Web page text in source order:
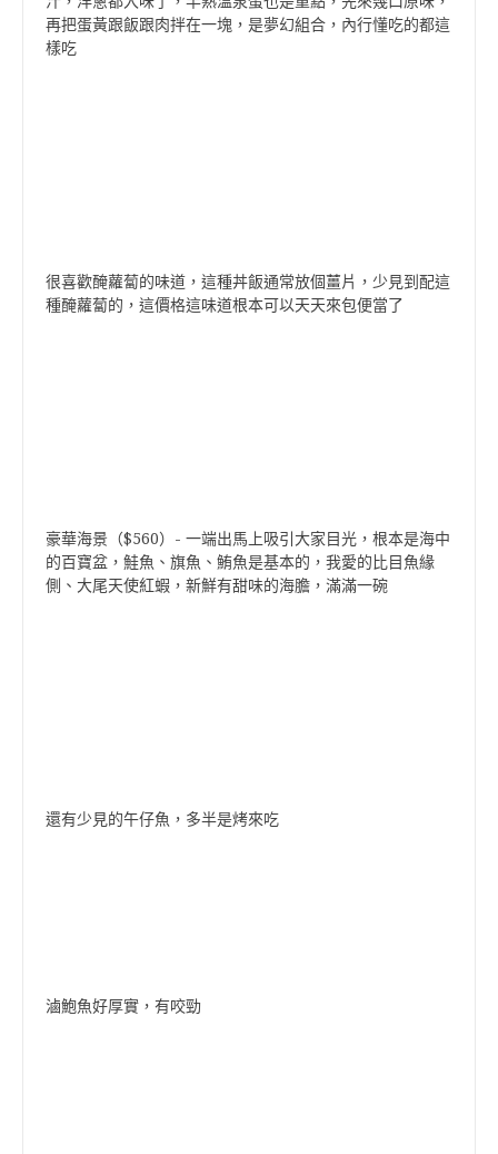
再把蛋黃跟飯跟肉拌在一塊，是夢幻組合，內行懂吃的都這
樣吃
很喜歡醃蘿蔔的味道，這種丼飯通常放個薑片，少見到配這
種醃蘿蔔的，這價格這味道根本可以天天來包便當了
豪華海景（$560）- 一端出馬上吸引大家目光，根本是海中
的百寶盆，鮭魚、旗魚、鮪魚是基本的，我愛的比目魚緣
側、大尾天使紅蝦，新鮮有甜味的海膽，滿滿一碗
還有少見的午仔魚，多半是烤來吃
滷鮑魚好厚實，有咬勁